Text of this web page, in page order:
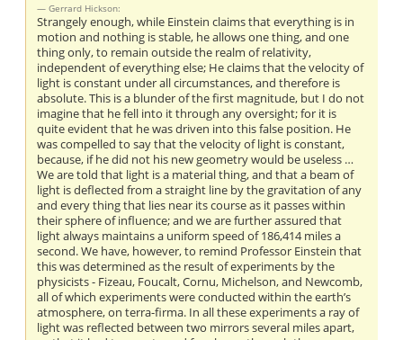
Gerrard Hickson:
Strangely enough, while Einstein claims that everything is in
motion and nothing is stable, he allows one thing, and one
thing only, to remain outside the realm of relativity,
independent of everything else; He claims that the velocity of
light is constant under all circumstances, and therefore is
absolute. This is a blunder of the first magnitude, but I do not
imagine that he fell into it through any oversight; for it is
quite evident that he was driven into this false position. He
was compelled to say that the velocity of light is constant,
because, if he did not his new geometry would be useless …
We are told that light is a material thing, and that a beam of
light is deflected from a straight line by the gravitation of any
and every thing that lies near its course as it passes within
their sphere of influence; and we are further assured that
light always maintains a uniform speed of 186,414 miles a
second. We have, however, to remind Professor Einstein that
this was determined as the result of experiments by the
physicists - Fizeau, Foucalt, Cornu, Michelson, and Newcomb,
all of which experiments were conducted within the earth’s
atmosphere, on terra-firma. In all these experiments a ray of
light was reflected between two mirrors several miles apart,